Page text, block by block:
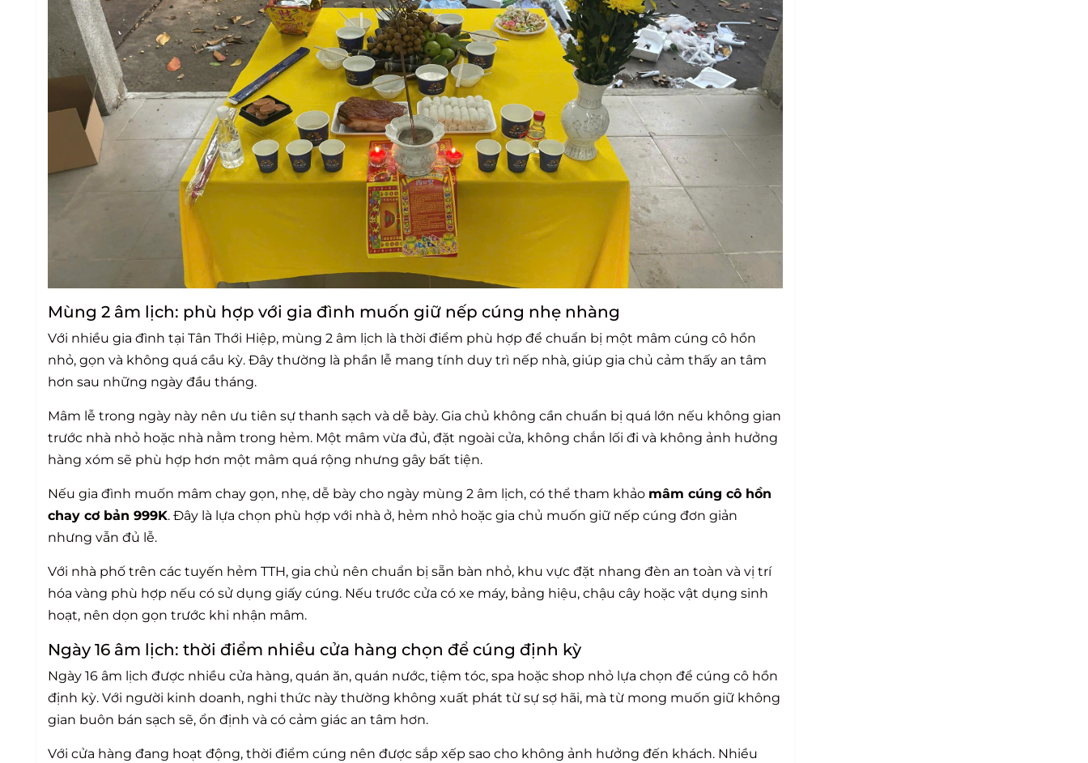
Mùng 2 âm lịch: phù hợp với gia đình muốn giữ nếp cúng nhẹ nhàng
Với nhiều gia đình tại Tân Thới Hiệp, mùng 2 âm lịch là thời điểm phù hợp để chuẩn bị một mâm cúng cô hồn
nhỏ, gọn và không quá cầu kỳ. Đây thường là phần lễ mang tính duy trì nếp nhà, giúp gia chủ cảm thấy an tâm
hơn sau những ngày đầu tháng.
Mâm lễ trong ngày này nên ưu tiên sự thanh sạch và dễ bày. Gia chủ không cần chuẩn bị quá lớn nếu không gian
trước nhà nhỏ hoặc nhà nằm trong hẻm. Một mâm vừa đủ, đặt ngoài cửa, không chắn lối đi và không ảnh hưởng
hàng xóm sẽ phù hợp hơn một mâm quá rộng nhưng gây bất tiện.
Nếu gia đình muốn mâm chay gọn, nhẹ, dễ bày cho ngày mùng 2 âm lịch, có thể tham khảo mâm cúng cô hồn
chay cơ bản 999K. Đây là lựa chọn phù hợp với nhà ở, hẻm nhỏ hoặc gia chủ muốn giữ nếp cúng đơn giản
nhưng vẫn đủ lễ.
Với nhà phố trên các tuyến hẻm TTH, gia chủ nên chuẩn bị sẵn bàn nhỏ, khu vực đặt nhang đèn an toàn và vị trí
hóa vàng phù hợp nếu có sử dụng giấy cúng. Nếu trước cửa có xe máy, bảng hiệu, chậu cây hoặc vật dụng sinh
hoạt, nên dọn gọn trước khi nhận mâm.
Ngày 16 âm lịch: thời điểm nhiều cửa hàng chọn để cúng định kỳ
Ngày 16 âm lịch được nhiều cửa hàng, quán ăn, quán nước, tiệm tóc, spa hoặc shop nhỏ lựa chọn để cúng cô hồn
định kỳ. Với người kinh doanh, nghi thức này thường không xuất phát từ sự sợ hãi, mà từ mong muốn giữ không
gian buôn bán sạch sẽ, ổn định và có cảm giác an tâm hơn.
Với cửa hàng đang hoạt động, thời điểm cúng nên được sắp xếp sao cho không ảnh hưởng đến khách. Nhiều